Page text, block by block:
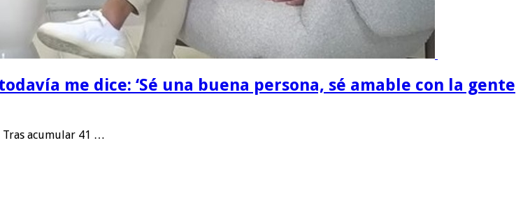
me dice: ‘Sé una buena persona, sé amable con la gente
Tras acumular 41 …